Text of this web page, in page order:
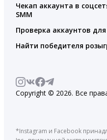
Чекап аккаунта в
SMM
Проверка аккаунтов
Найти победителя
Copyright © 2026. Все
*Instagram и Facebook